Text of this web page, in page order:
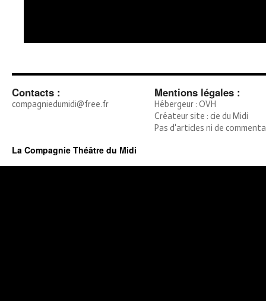
Contacts :
compagniedumidi@free.fr
Mentions légales :
Hébergeur : OVH
Créateur site : cie du Midi
Pas d'articles ni de
La Compagnie Théâtre du Midi